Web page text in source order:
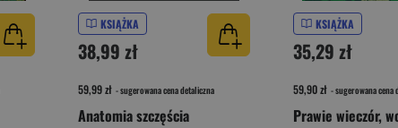
KSIĄŻKA
38,99 zł
59,99 zł - sugerowana cena detaliczna
Anatomia szczęścia
KSIĄŻKA
35,29 zł
59,90 zł - sugerowana cena
Prawie wieczór,